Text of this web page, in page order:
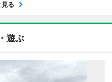
見る
遊ぶ